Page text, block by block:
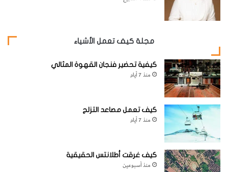
مجلة كيف تعمل الأشياء
كيفية تحضير فنجان القهوة المثالي
منذ 7 أيام
كيف تعمل مصاعد التزلج
منذ 7 أيام
كيف غرقت أطلانتس الحقيقية
منذ أسبوعين